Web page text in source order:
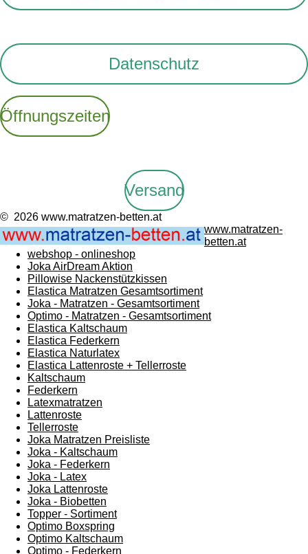
Datenschutz
Öffnungszeiten
Versand
© 2026 www.matratzen-betten.at
www.matratzen-
betten.at
webshop - onlineshop
Joka AirDream Aktion
Pillowise Nackenstützkissen
Elastica Matratzen Gesamtsortiment
Joka - Matratzen - Gesamtsortiment
Optimo - Matratzen - Gesamtsortiment
Elastica Kaltschaum
Elastica Federkern
Elastica Naturlatex
Elastica Lattenroste + Tellerroste
Kaltschaum
Federkern
Latexmatratzen
Lattenroste
Tellerroste
Joka Matratzen Preisliste
Joka - Kaltschaum
Joka - Federkern
Joka - Latex
Joka Lattenroste
Joka - Biobetten
Topper - Sortiment
Optimo Boxspring
Optimo Kaltschaum
Optimo - Federkern